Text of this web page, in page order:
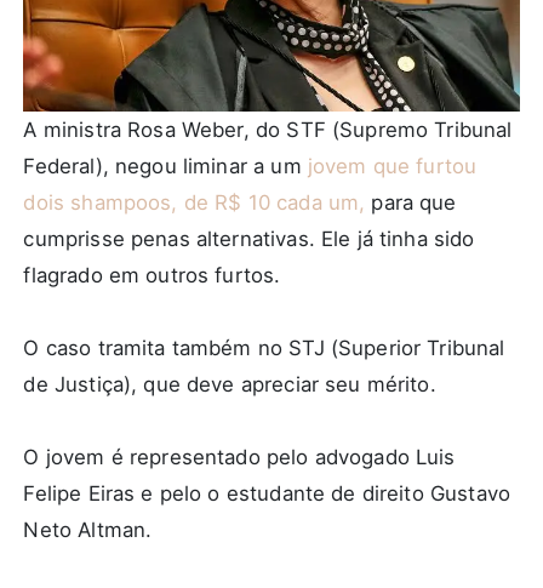
A ministra Rosa Weber, do STF (Supremo Tribunal
Federal), negou liminar a um jovem que furtou
dois shampoos, de R$ 10 cada um, para que
cumprisse penas alternativas. Ele já tinha sido
flagrado em outros furtos.
O caso tramita também no STJ (Superior Tribunal
de Justiça), que deve apreciar seu mérito.
O jovem é representado pelo advogado Luis
Felipe Eiras e pelo o estudante de direito Gustavo
Neto Altman.